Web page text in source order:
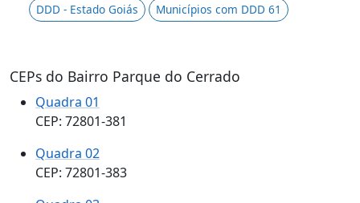
DDD - Estado Goiás
Municípios com DDD 61
CEPs do Bairro Parque do Cerrado
Quadra 01
CEP: 72801-381
Quadra 02
CEP: 72801-383